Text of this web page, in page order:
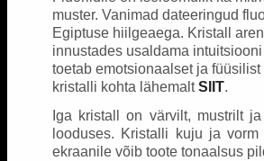
Ehete mõõdudmuster. Vanimad dateeringud
Egiptuse hiilgeaega. Kristall
innustades usaldama
toetab emotsionaalset ja
kristalli kohta lähemaltSIIT.
Iga kristall on värvilt, mustrilt
looduses. Kristalli kuju ja
ekraanile võib toote tonaalsus
Fossiil - kivistunud puu
55,00 €
Lisa korvi